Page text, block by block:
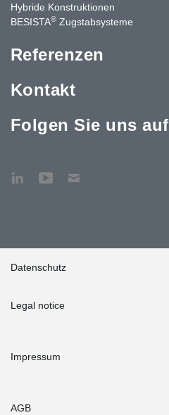
Hybride Konstruktionen
BESISTA® Zugstabsysteme
Referenzen
Kontakt
Folgen Sie uns auf
Datenschutz
Legal notice
Impressum
AGB